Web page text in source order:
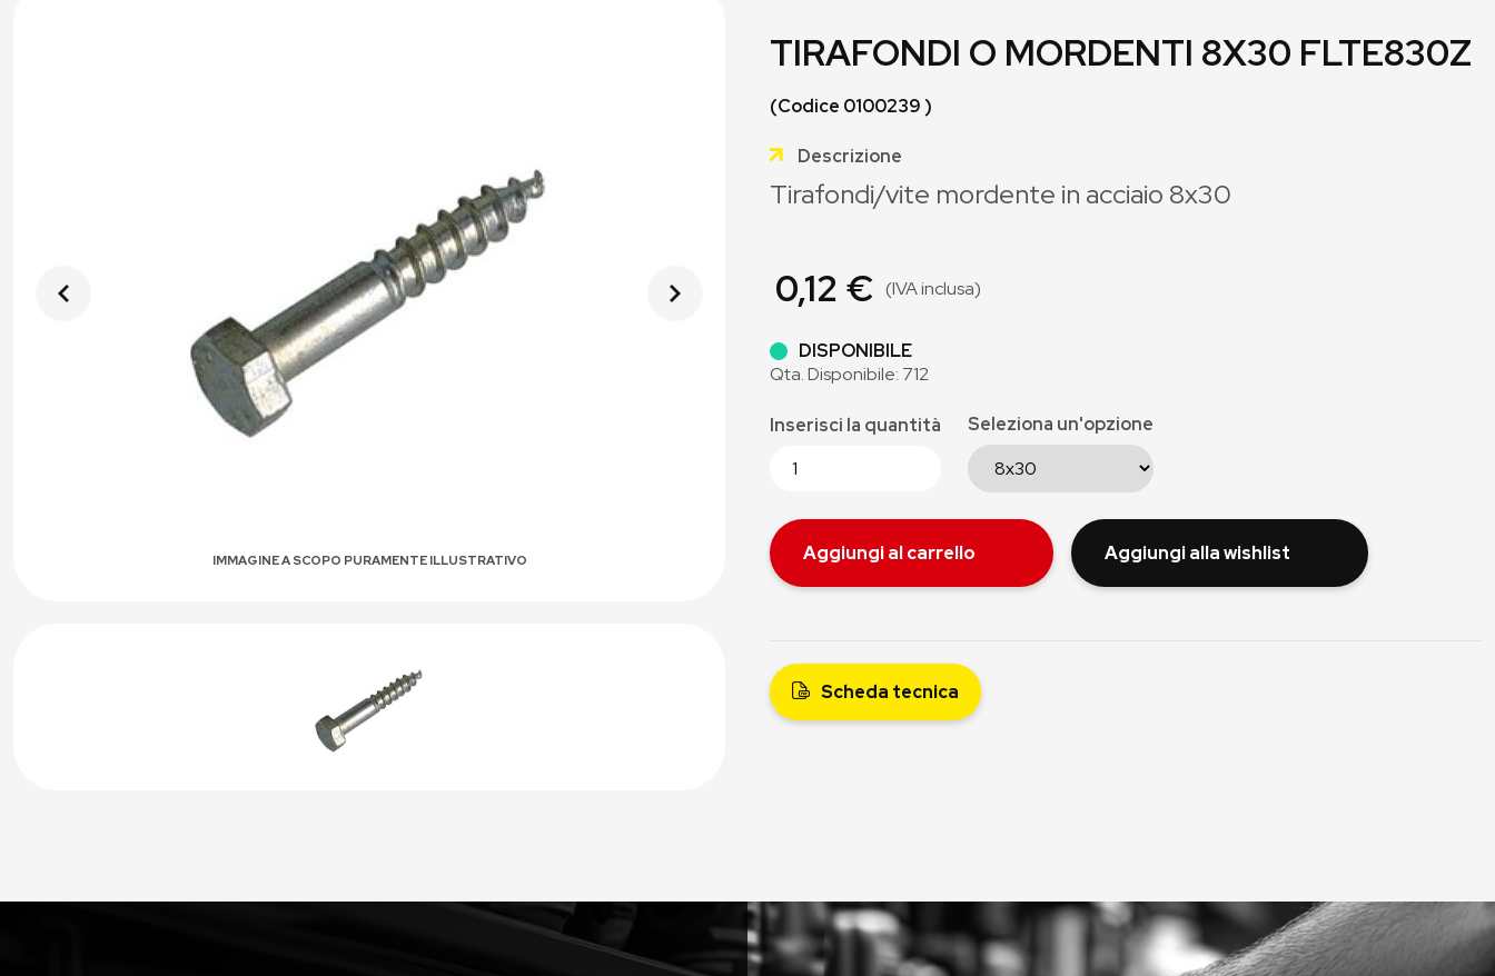
IMMAGINE A SCOPO PURAMENTE ILLUSTRATIVO
TIRAFONDI O MORDENTI 8X30 FLTE830Z
(Codice 0100239 )
Descrizione
Tirafondi/vite mordente in acciaio 8x30
0,12 € (IVA inclusa)
DISPONIBILE
Qta. Disponibile: 712
Inserisci la quantità Seleziona un'opzione
Aggiungi al carrello Aggiungi alla wishlist
Scheda tecnica